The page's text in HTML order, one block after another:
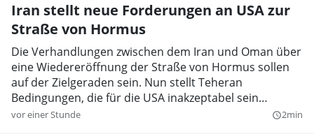
Iran stellt neue Forderungen an USA zur
Straße von Hormus
Die Verhandlungen zwischen dem Iran und Oman über
eine Wiedereröffnung der Straße von Hormus sollen
auf der Zielgeraden sein. Nun stellt Teheran
Bedingungen, die für die USA inakzeptabel sein
dürften.
vor einer Stunde query_builder2min